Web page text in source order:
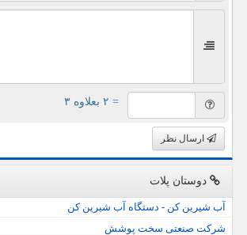
= ۲ بعلاوه ۳
ارسال نظر
دوستان پلات
آب شیرین کن - دستگاه آب شیرین کن
شرکت صنعتی سخت پوشش